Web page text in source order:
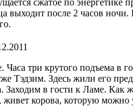
выходит после 2 часов
Часа три крутого подъема в
Тэдзим. Здесь жили его
Заходим в гости к Ламе. Как
живет корова, которую